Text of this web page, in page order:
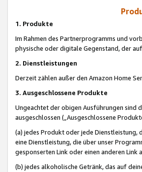
1. Produkte
Im Rahmen des Partnerprogramms und
physische oder digitale Gegenstand, der
2. Dienstleistungen
Derzeit zählen außer den Amazon Home
3. Ausgeschlossene Produkte
Ungeachtet der obigen Ausführungen
ausgeschlossen („Ausgeschlossene
(a) jedes Produkt oder jede
eine Dienstleistung, die über unser
gesponserten Link oder einen anderen
(b) jedes alkoholische Getränk, das auf